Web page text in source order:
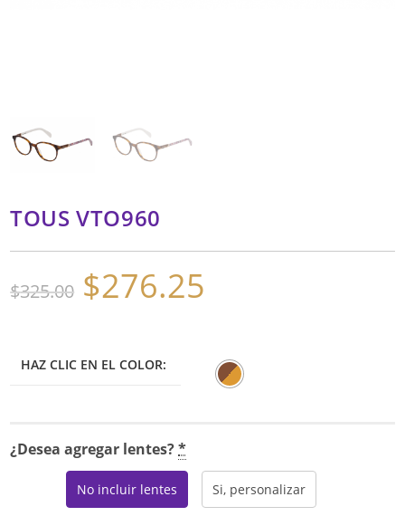
TOUS VTO960
$325.00
El
precio
original
$276.25
HAZ CLIC EN EL COLOR:
¿Desea agregar lentes?*
No incluir lentes Si, personalizar